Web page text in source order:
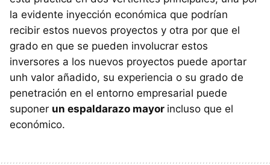
la evidente inyección económica que podrían
recibir estos nuevos proyectos y otra por que el
grado en que se pueden involucrar estos
inversores a los nuevos proyectos puede aportar
unh valor añadido, su experiencia o su grado de
penetración en el entorno empresarial puede
suponer un espaldarazo mayor incluso que el
económico.